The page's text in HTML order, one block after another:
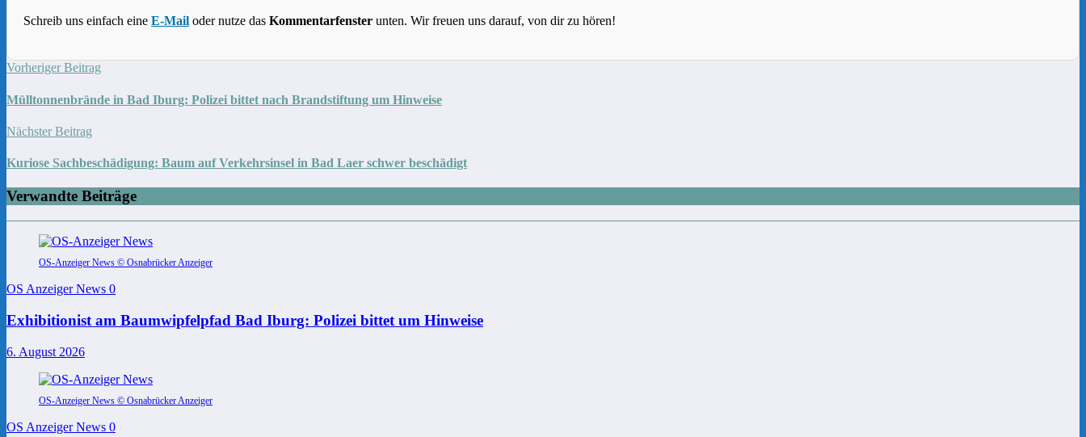
Schreib uns einfach eine E-Mail oder nutze das Kommentarfenster unten. Wir freuen uns darauf, von dir zu hören!
Vorheriger Beitrag
Mülltonnenbrände in Bad Iburg: Polizei bittet nach Brandstiftung um Hinweise
Nächster Beitrag
Kuriose Sachbeschädigung: Baum auf Verkehrsinsel in Bad Laer schwer beschädigt
Verwandte Beiträge
OS-Anzeiger News © Osnabrücker Anzeiger
OS Anzeiger News 0
Exhibitionist am Baumwipfelpfad Bad Iburg: Polizei bittet um Hinweise
6. August 2026
OS-Anzeiger News © Osnabrücker Anzeiger
OS Anzeiger News 0